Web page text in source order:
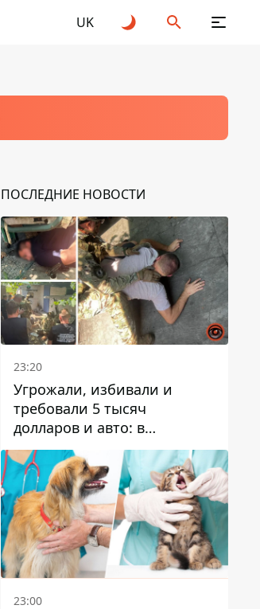
UK
ПОСЛЕДНИЕ НОВОСТИ
23:20
Угрожали, избивали и
требовали 5 тысяч
долларов и авто: в
Павлограде задержали двух
мужчин
23:00